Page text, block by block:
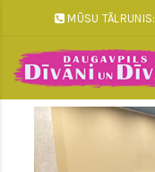
MŪSU TĀLRUNIS: